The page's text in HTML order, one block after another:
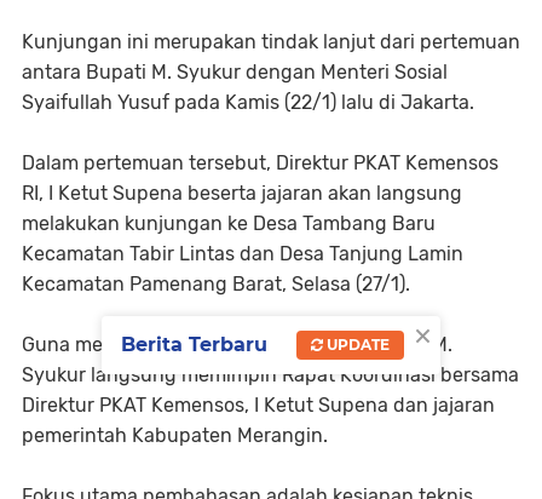
Kunjungan ini merupakan tindak lanjut dari pertemuan
antara Bupati M. Syukur dengan Menteri Sosial
Syaifullah Yusuf pada Kamis (22/1) lalu di Jakarta.
Dalam pertemuan tersebut, Direktur PKAT Kemensos
RI, I Ketut Supena beserta jajaran akan langsung
melakukan kunjungan ke Desa Tambang Baru
Kecamatan Tabir Lintas dan Desa Tanjung Lamin
Kecamatan Pamenang Barat, Selasa (27/1).
Guna mematangkan kegiatan Kunker, Bupati M.
Syukur langsung memimpin Rapat Koordinasi bersama
Direktur PKAT Kemensos, I Ketut Supena dan jajaran
pemerintah Kabupaten Merangin.
×
Berita Terbaru UPDATE